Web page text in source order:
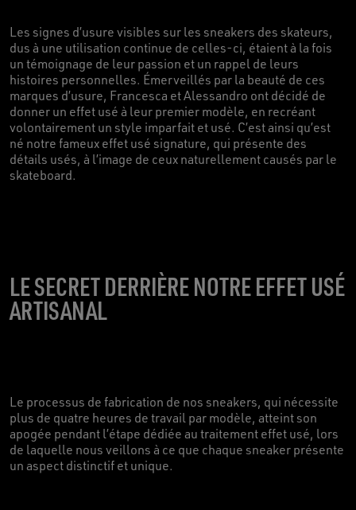
Les signes d’usure visibles sur les sneakers des skateurs,
dus à une utilisation continue de celles-ci, étaient à la fois
un témoignage de leur passion et un rappel de leurs
histoires personnelles. Émerveillés par la beauté de ces
marques d’usure, Francesca et Alessandro ont décidé de
donner un effet usé à leur premier modèle, en recréant
volontairement un style imparfait et usé. C’est ainsi qu’est
né notre fameux effet usé signature, qui présente des
détails usés, à l’image de ceux naturellement causés par le
skateboard.
LE SECRET DERRIÈRE NOTRE EFFET USÉ
ARTISANAL
Le processus de fabrication de nos sneakers, qui nécessite
plus de quatre heures de travail par modèle, atteint son
apogée pendant l’étape dédiée au traitement effet usé, lors
de laquelle nous veillons à ce que chaque sneaker présente
un aspect distinctif et unique.